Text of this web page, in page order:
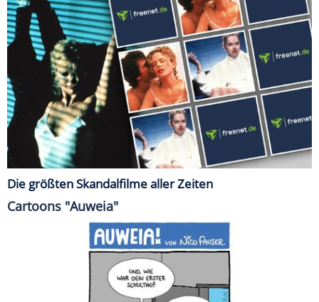
Die größten Skandalfilme aller Zeiten
Cartoons "Auweia"